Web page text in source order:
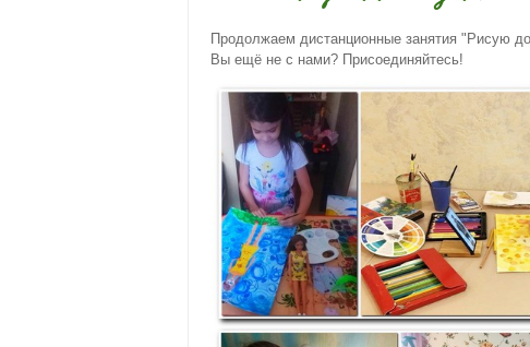
Продолжаем дистанционные занятия "Рисую
Вы ещё не с нами? Присоединяйтесь!